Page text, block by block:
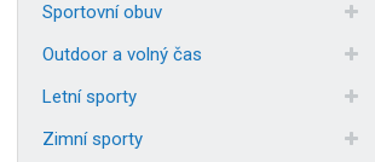
Sportovní obuv
Outdoor a volný čas
Letní sporty
Zimní sporty